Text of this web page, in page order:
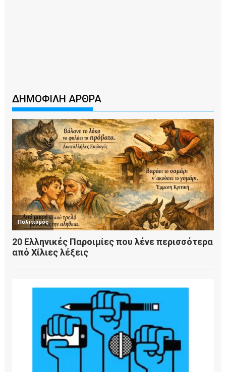
ΔΗΜΟΦΙΛΗ ΑΡΘΡΑ